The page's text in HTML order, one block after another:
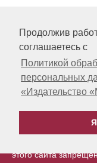
Продолжив
соглашаетесь с
Политикой
персональных
«Издательство
Контакты,
Политика
«Publishing
LLC Материалы,
охраняются
этого сайта